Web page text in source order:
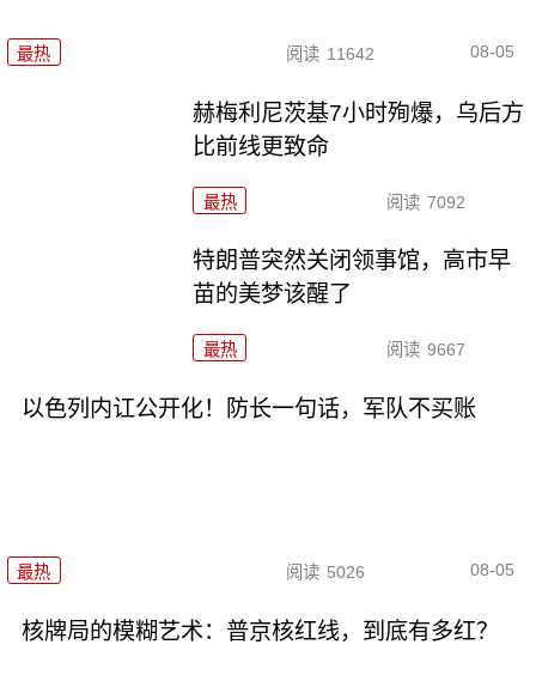
最热 阅读 11642 08-05
赫梅利尼茨基7小时殉爆，乌后方
比前线更致命
最热 阅读 7092
特朗普突然关闭领事馆，高市早
苗的美梦该醒了
最热 阅读 9667
以色列内讧公开化！防长一句话，军队不买账
最热 阅读 5026 08-05
核牌局的模糊艺术：普京核红线，到底有多红？